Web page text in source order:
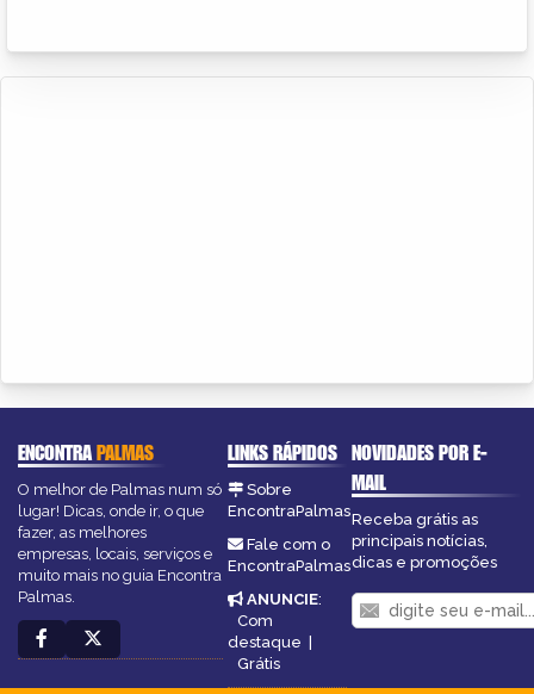
ENCONTRAPALMAS
O melhor de Palmas num só
lugar! Dicas, onde ir, o que
fazer, as melhores
empresas, locais, serviços e
muito mais no guia Encontra
Palmas.
LINKS RÁPIDOS
Sobre
EncontraPalmas
Fale com o
EncontraPalmas
ANUNCIE:
Com
destaque |
Grátis
NOVIDADES POR E-
MAIL
Receba grátis as
principais notícias,
dicas e promoções